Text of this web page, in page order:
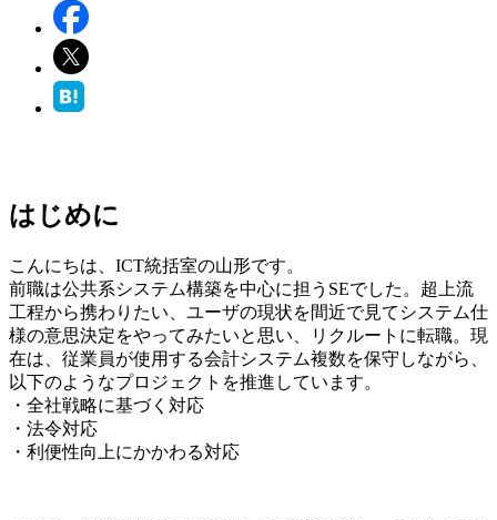
はじめに
こんにちは、ICT統括室の山形です。
前職は公共系システム構築を中心に担うSEでした。超上流
工程から携わりたい、ユーザの現状を間近で見てシステム仕
様の意思決定をやってみたいと思い、リクルートに転職。現
在は、従業員が使用する会計システム複数を保守しながら、
以下のようなプロジェクトを推進しています。
・全社戦略に基づく対応
・法令対応
・利便性向上にかかわる対応